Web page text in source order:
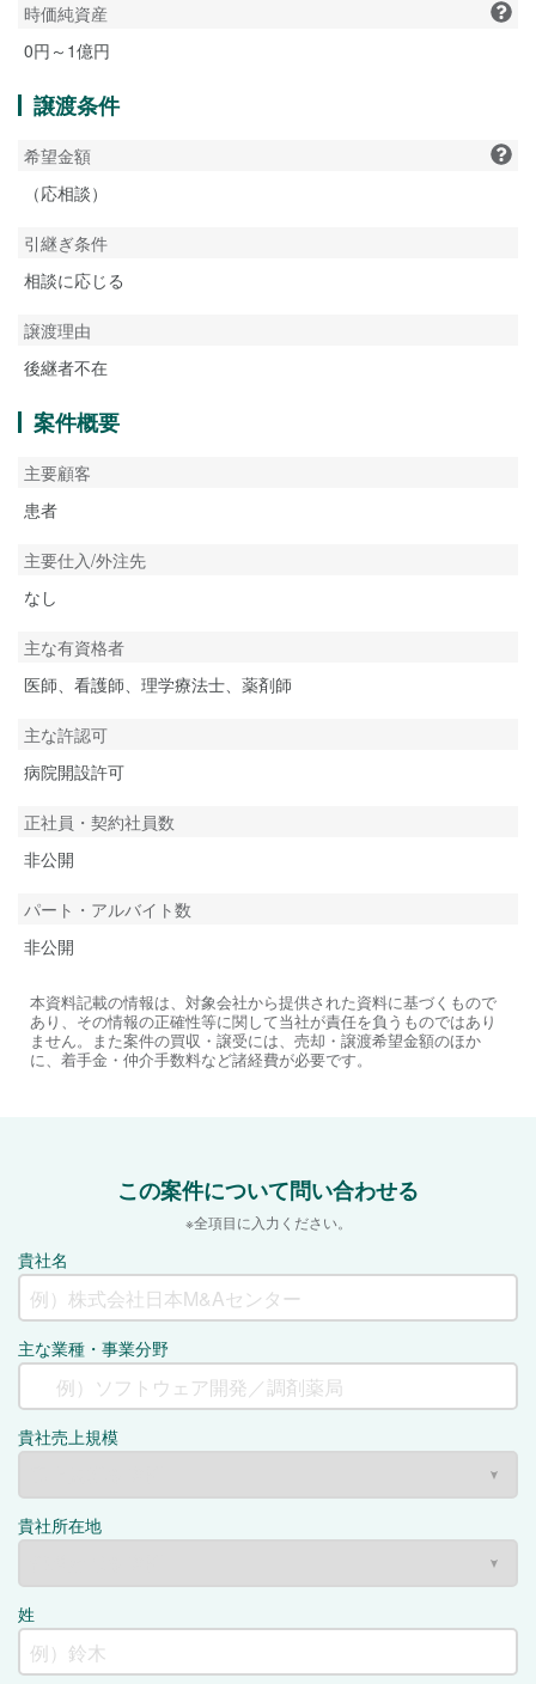
時価純資産
0円～1億円
譲渡条件
希望金額
（応相談）
引継ぎ条件
相談に応じる
譲渡理由
後継者不在
案件概要
主要顧客
患者
主要仕入/外注先
なし
主な有資格者
医師、看護師、理学療法士、薬剤師
主な許認可
病院開設許可
正社員・契約社員数
非公開
パート・アルバイト数
非公開
本資料記載の情報は、対象会社から提供された資料に基づくもので
あり、その情報の正確性等に関して当社が責任を負うものではあり
ません。また案件の買収・譲受には、売却・譲渡希望金額のほか
に、着手金・仲介手数料など諸経費が必要です。